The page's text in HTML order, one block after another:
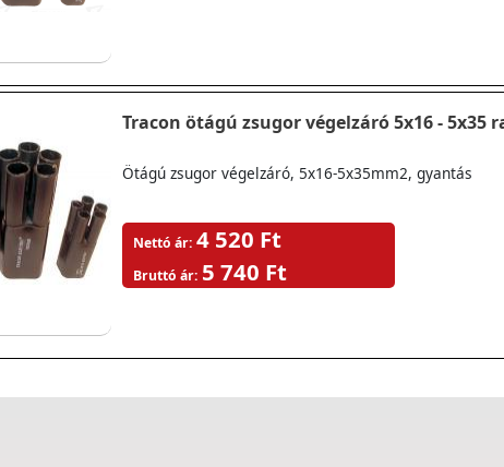
Tracon ötágú zsugor végelzáró 5x16 - 5x35
Ötágú zsugor végelzáró, 5x16-5x35mm2, gyantás
Nettó ár: 4 520 Ft
Bruttó ár: 5 740 Ft